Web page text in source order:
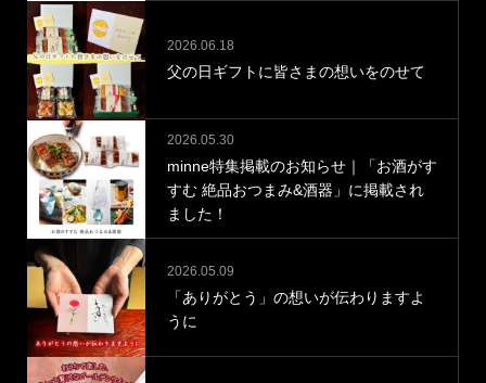
2026.06.18
父の日ギフトに皆さまの想いをのせて
2026.05.30
minne特集掲載のお知らせ｜「お酒がす
すむ 絶品おつまみ&酒器」に掲載され
ました！
2026.05.09
「ありがとう」の想いが伝わりますよ
うに